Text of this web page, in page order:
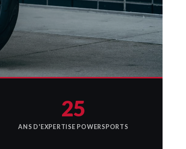
25
ANS D'EXPERTISE POWERSPORTS